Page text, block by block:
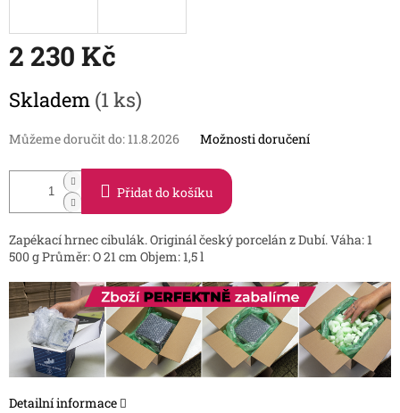
2 230 Kč
cena:
Skladem (1 ks)
Můžeme doručit do: 11.8.2026 Možnosti doručení
Přidat do košíku
Zapékací hrnec cibulák. Originál český porcelán z Dubí. Váha: 1
500 g Průměr: O 21 cm Objem: 1,5 l
Detailní informace